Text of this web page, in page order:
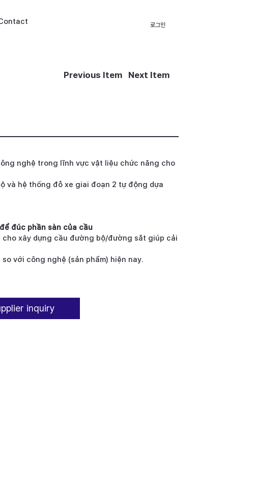
로그인
Next Item
Previous Item
nghệ trong lĩnh vực vật liệu chức năng cho
và hệ thống đỗ xe giai đoạn 2 tự động dựa
đúc phần sàn của cầu
cho xây dựng cầu đường bộ/đường sắt giúp cải
với công nghệ (sản phẩm) hiện nay.
inquiry